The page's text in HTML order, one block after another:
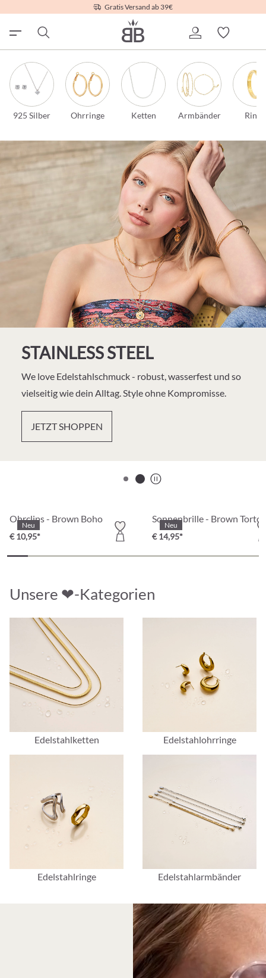
Gratis Versand ab 39€
925 Silber Ohrringe Ketten Armbänder Ringe
start/stop
STAINLESS STEEL
We love Edelstahlschmuck - robust, wasserfest und so
vielseitig wie dein Alltag. Style ohne Kompromisse.
JETZT SHOPPEN
Neu
Ohrclips - Brown Boho
€ 10,95*
Neu
Sonnenbrille - Brown
€ 14,95*
Unsere ❤-Kategorien
Edelstahlketten Edelstahlohrringe
Edelstahlringe Edelstahlarmbänder